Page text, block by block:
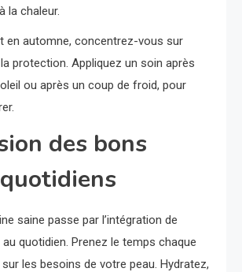
la chaleur.
en automne, concentrez-vous sur
protection. Appliquez un soin après
ou après un coup de froid, pour
des bons
saine passe par l’intégration de
quotidien. Prenez le temps chaque
les besoins de votre peau. Hydratez,